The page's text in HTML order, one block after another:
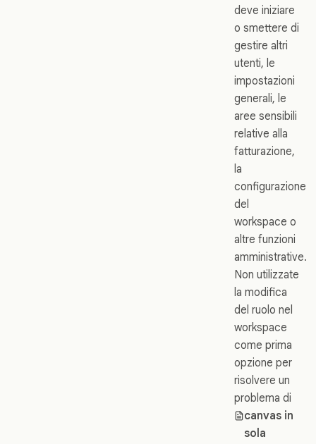
deve iniziare
o smettere di
gestire altri
utenti, le
impostazioni
generali, le
aree sensibili
relative alla
fatturazione,
la
configurazione
del
workspace o
altre funzioni
amministrative.
Non utilizzate
la modifica
del ruolo nel
workspace
come prima
opzione per
risolvere un
problema di
canvas in
sola